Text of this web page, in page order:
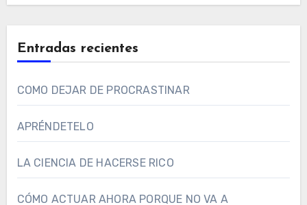
Entradas recientes
COMO DEJAR DE PROCRASTINAR
APRÉNDETELO
LA CIENCIA DE HACERSE RICO
CÓMO ACTUAR AHORA PORQUE NO VA A